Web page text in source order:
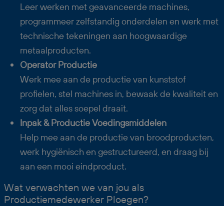
Leer werken met geavanceerde machines,
programmeer zelfstandig onderdelen en werk met
technische tekeningen aan hoogwaardige
metaalproducten.
Operator Productie
Werk mee aan de productie van kunststof
profielen, stel machines in, bewaak de kwaliteit en
zorg dat alles soepel draait.
Inpak & Productie Voedingsmiddelen
Help mee aan de productie van broodproducten,
werk hygiënisch en gestructureerd, en draag bij
aan een mooi eindproduct.
Wat verwachten we van jou als
Productiemedewerker Ploegen?